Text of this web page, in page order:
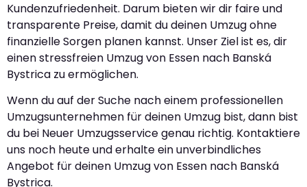
Kundenzufriedenheit. Darum bieten wir dir faire und
transparente Preise, damit du deinen Umzug ohne
finanzielle Sorgen planen kannst. Unser Ziel ist es, dir
einen stressfreien Umzug von Essen nach Banská
Bystrica zu ermöglichen.
Wenn du auf der Suche nach einem professionellen
Umzugsunternehmen für deinen Umzug bist, dann bist
du bei Neuer Umzugsservice genau richtig. Kontaktiere
uns noch heute und erhalte ein unverbindliches
Angebot für deinen Umzug von Essen nach Banská
Bystrica.